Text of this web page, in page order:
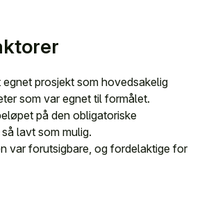
prosjekt som hovedsakelig
som var egnet til formålet.
på den obligatoriske
lavt som mulig.
var forutsigbare, og fordelaktige for